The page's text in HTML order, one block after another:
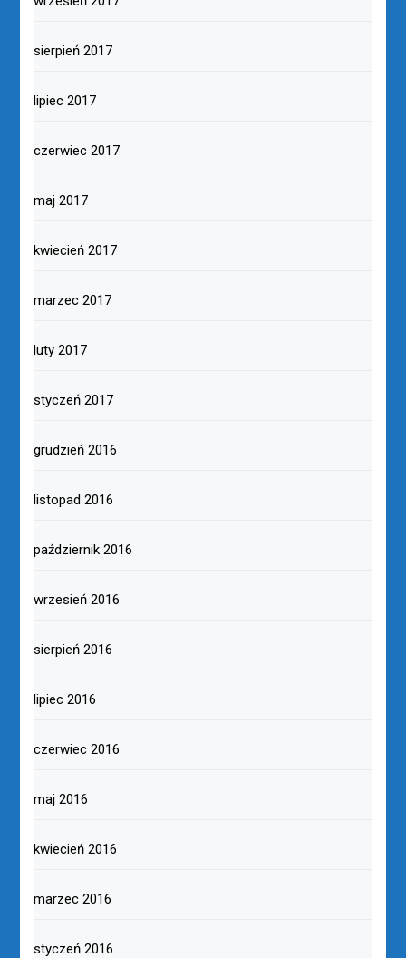
sierpień 2017
lipiec 2017
czerwiec 2017
maj 2017
kwiecień 2017
marzec 2017
luty 2017
styczeń 2017
grudzień 2016
listopad 2016
październik 2016
wrzesień 2016
sierpień 2016
lipiec 2016
czerwiec 2016
maj 2016
kwiecień 2016
marzec 2016
styczeń 2016